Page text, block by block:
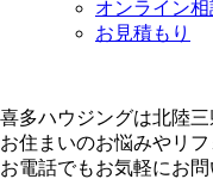
オンライン相
お見積もり
喜多ハウジングは北陸
お住まいのお悩みやリ
お電話でもお気軽にお